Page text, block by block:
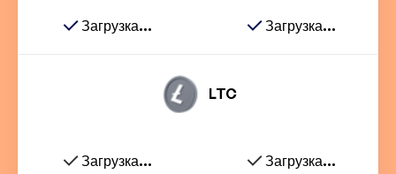
Загрузка... Загрузка...
LTC
Загрузка... Загрузка...